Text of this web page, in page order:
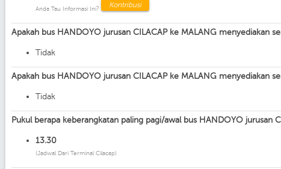
Anda Tau Informasi Ini? Kontribusi
Apakah bus HANDOYO jurusan CILACAP ke MALANG menyediakan
Tidak
Apakah bus HANDOYO jurusan CILACAP ke MALANG menyediakan
Tidak
Pukul berapa keberangkatan paling pagi/awal bus HANDOYO jurusan
13.30
(Jadwal Dari Terminal Cilacap)